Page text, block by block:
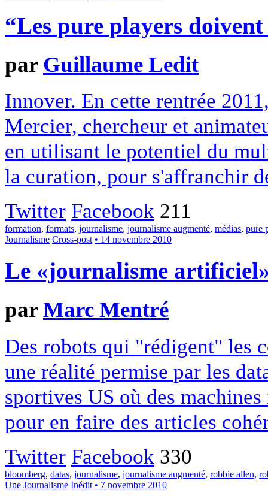
“Les pure players
par Guillaume Ledit
Innover. En cette rentrée
Mercier, chercheur et
en utilisant le potentiel du
la curation, pour s'affranchir
Twitter Facebook 211
formation, formats, journalisme, journalisme augmenté, médias, pure
Journalisme Cross-post • 14 novembre 2010
Le «journalisme
parMarc Mentré
Des robots qui "rédigent" les
une réalité permise par les
sportives US où des
pour en faire des articles
Twitter Facebook 330
bloomberg, datas, journalisme, journalisme augmenté, robbie allen,
Une Journalisme Inédit • 7 novembre 2010